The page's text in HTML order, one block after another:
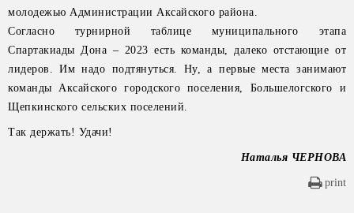
молодежью Администрации Аксайского района.
Согласно турнирной таблице муниципального этапа
Спартакиады Дона – 2023 есть команды, далеко отстающие от
лидеров. Им надо подтянуться. Ну, а первые места занимают
команды Аксайского городского поселения, Большелогского и
Щепкинского сельских поселений.
Так держать! Удачи!
Наталья ЧЕРНОВА
print